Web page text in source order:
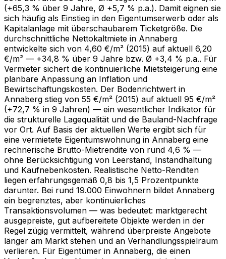
(+65,3 % über 9 Jahre, Ø +5,7 % p.a.). Damit eignen sie
sich häufig als Einstieg in den Eigentumserwerb oder als
Kapitalanlage mit überschaubarem Ticketgröße. Die
durchschnittliche Nettokaltmiete in Annaberg
entwickelte sich von 4,60 €/m² (2015) auf aktuell 6,20
€/m² — +34,8 % über 9 Jahre bzw. Ø +3,4 % p.a.. Für
Vermieter sichert die kontinuierliche Mietsteigerung eine
planbare Anpassung an Inflation und
Bewirtschaftungskosten. Der Bodenrichtwert in
Annaberg stieg von 55 €/m² (2015) auf aktuell 95 €/m²
(+72,7 % in 9 Jahren) — ein wesentlicher Indikator für
die strukturelle Lagequalität und die Bauland-Nachfrage
vor Ort. Auf Basis der aktuellen Werte ergibt sich für
eine vermietete Eigentumswohnung in Annaberg eine
rechnerische Brutto-Mietrendite von rund 4,6 % —
ohne Berücksichtigung von Leerstand, Instandhaltung
und Kaufnebenkosten. Realistische Netto-Renditen
liegen erfahrungsgemäß 0,8 bis 1,5 Prozentpunkte
darunter. Bei rund 19.000 Einwohnern bildet Annaberg
ein begrenztes, aber kontinuierliches
Transaktionsvolumen — was bedeutet: marktgerecht
ausgepreiste, gut aufbereitete Objekte werden in der
Regel zügig vermittelt, während überpreiste Angebote
länger am Markt stehen und an Verhandlungsspielraum
verlieren. Für Eigentümer in Annaberg, die einen